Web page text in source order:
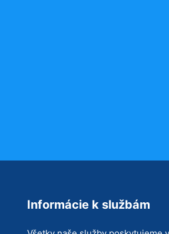
Informácie k službám